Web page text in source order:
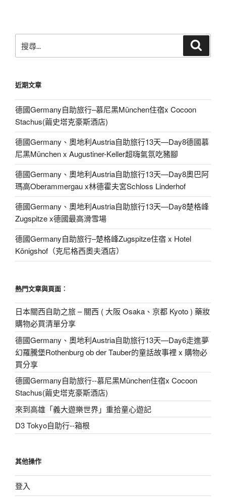
尋
字:
近期文章
德國Germany自助旅行–慕尼黑München住宿x Cocoon
Stachus(繭史塔克豪斯酒店)
德國Germany、奧地利Austria自助旅行13天—Day8德國慕
尼黑München x Augustiner-Keller超嗨氣氛吃豬腳
德國Germany、奧地利Austria自助旅行13天—Day8奧巴阿
瑪高Oberammergau x林德霍夫宮Schloss Linderhof
德國Germany、奧地利Austria自助旅行13天—Day8楚格峰
Zugspitze x德國最高滑雪場
德國Germany自助旅行–楚格峰Zugspitze住宿 x Hotel
Königshof（克尼格西奧夫酒店）
熱門文章與頁面︰
日本關西自助之旅 – 關西 ( 大阪 Osaka、京都 Kyoto ) 藥妝
購物必買清單分享
德國Germany、奧地利Austria自助旅行13天—Day6走進夢
幻羅騰堡Rothenburg ob der Tauber的童話故事裡 x 購物必
買分享
德國Germany自助旅行--慕尼黑München住宿x Cocoon
Stachus(繭史塔克豪斯酒店)
來到高雄「義大遊樂世界」重拾童心遊記
D3 Tokyo自助行--箱根
其他操作
登入